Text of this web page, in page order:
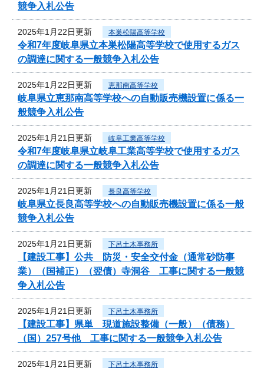
競争入札公告
2025年1月22日更新 本巣松陽高等学校
令和7年度岐阜県立本巣松陽高等学校で使用するガス
の調達に関する一般競争入札公告
2025年1月22日更新 恵那南高等学校
岐阜県立恵那南高等学校への自動販売機設置に係る一
般競争入札公告
2025年1月21日更新 岐阜工業高等学校
令和7年度岐阜県立岐阜工業高等学校で使用するガス
の調達に関する一般競争入札公告
2025年1月21日更新 長良高等学校
岐阜県立長良高等学校への自動販売機設置に係る一般
競争入札公告
2025年1月21日更新 下呂土木事務所
【建設工事】公共 防災・安全交付金（通常砂防事
業）（国補正）（翌債）寺洞谷 工事に関する一般競
争入札公告
2025年1月21日更新 下呂土木事務所
【建設工事】県単 現道施設整備（一般）（債務）
（国）257号他 工事に関する一般競争入札公告
2025年1月21日更新 下呂土木事務所